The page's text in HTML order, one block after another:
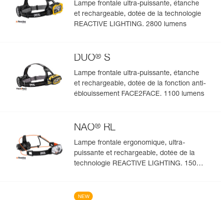
Lampe frontale ultra-puissante, étanche
et rechargeable, dotée de la technologie
REACTIVE LIGHTING. 2800 lumens
DUO® S
Lampe frontale ultra-puissante, étanche
et rechargeable, dotée de la fonction anti-
éblouissement FACE2FACE. 1100 lumens
NAO® RL
Lampe frontale ergonomique, ultra-
puissante et rechargeable, dotée de la
technologie REACTIVE LIGHTING. 1500
NEW